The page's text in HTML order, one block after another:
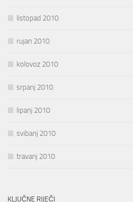
listopad 2010
rujan 2010
kolovoz 2010
srpanj 2010
lipanj 2010
svibanj 2010
travanj 2010
KLJUČNE RIJEČI